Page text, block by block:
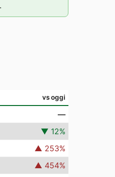
vs oggi
—
▼ 12%
▲ 253%
▲ 454%